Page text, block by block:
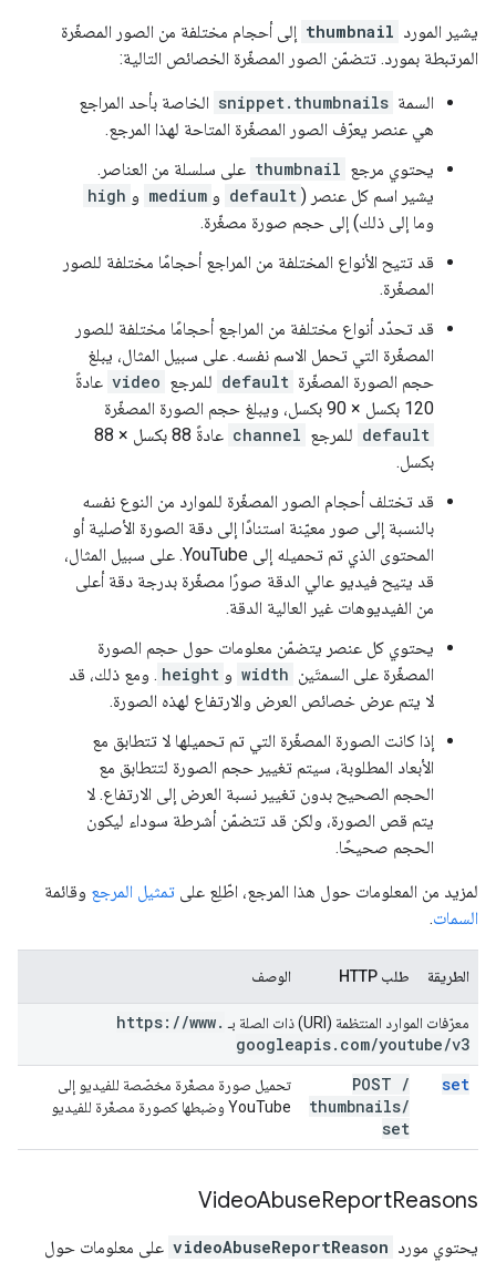
يشير المورد thumbnail إلى أحجام مختلفة من الصور المصغّرة
المرتبطة بمورد. تتضمّن الصور المصغّرة الخصائص التالية:
السمة snippet.thumbnails الخاصة بأحد المراجع
هي عنصر يعرّف الصور المصغّرة المتاحة لهذا المرجع.
يحتوي مرجع thumbnail على سلسلة من العناصر.
يشير اسم كل عنصر ( default و medium و high
وما إلى ذلك) إلى حجم صورة مصغّرة.
قد تتيح الأنواع المختلفة من المراجع أحجامًا مختلفة للصور
المصغّرة.
قد تحدّد أنواع مختلفة من المراجع أحجامًا مختلفة للصور
المصغّرة التي تحمل الاسم نفسه. على سبيل المثال، يبلغ
حجم الصورة المصغّرة default للمرجع video عادةً
120 بكسل × 90 بكسل، ويبلغ حجم الصورة المصغّرة
default للمرجع channel
عادةً 88 بكسل × 88
بكسل.
قد تختلف أحجام الصور المصغّرة للموارد من النوع نفسه
بالنسبة إلى صور معيّنة استنادًا إلى دقة الصورة الأصلية أو
المحتوى الذي تم تحميله إلى YouTube. على سبيل المثال،
قد يتيح فيديو عالي الدقة صورًا مصغّرة بدرجة دقة أعلى
من الفيديوهات غير العالية الدقة.
يحتوي كل عنصر يتضمّن معلومات حول حجم الصورة
المصغّرة على السمتَين width و height . ومع ذلك، قد
لا يتم عرض خصائص العرض والارتفاع لهذه الصورة.
إذا كانت الصورة المصغّرة التي تم تحميلها لا تتطابق مع
الأبعاد المطلوبة، سيتم تغيير حجم الصورة لتتطابق مع
الحجم الصحيح بدون تغيير نسبة العرض إلى الارتفاع. لا
يتم قص الصورة، ولكن قد تتضمّن أشرطة سوداء ليكون
الحجم صحيحًا.
لمزيد من المعلومات حول هذا المرجع، اطّلِع على تمثيل المرجع وقائمة
السمات.
الطريقة طلب HTTP الوصف
معرّفات الموارد المنتظمة (URI) ذات الصلة بـ https: //www.
googleapis. com/youtube/v3
set
POST /
thumbnails/
set
تحميل صورة مصغّرة مخصّصة للفيديو إلى
YouTube وضبطها كصورة مصغّرة للفيديو
VideoAbuseReportReasons
يحتوي مورد videoAbuseReportReason على معلومات حول